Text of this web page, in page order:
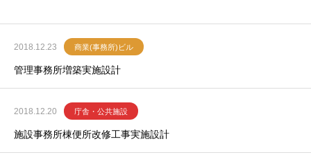
2018.12.23 商業(事務所)ビル
管理事務所増築実施設計
2018.12.20 庁舎・公共施設
施設事務所棟便所改修工事実施設計